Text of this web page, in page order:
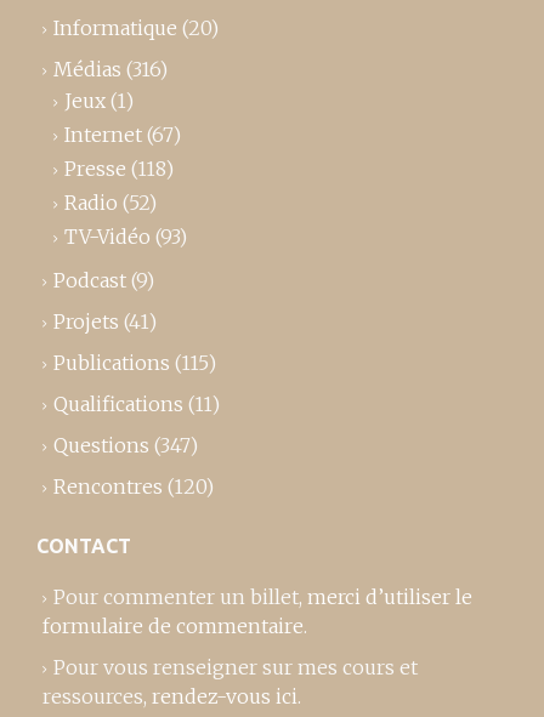
Informatique (20)
Médias (316)
Jeux (1)
Internet (67)
Presse (118)
Radio (52)
TV-Vidéo (93)
Podcast (9)
Projets (41)
Publications (115)
Qualifications (11)
Questions (347)
Rencontres (120)
CONTACT
Pour commenter un billet, merci d’utiliser le
formulaire de commentaire.
Pour vous renseigner sur mes cours et
ressources, rendez-vous ici.